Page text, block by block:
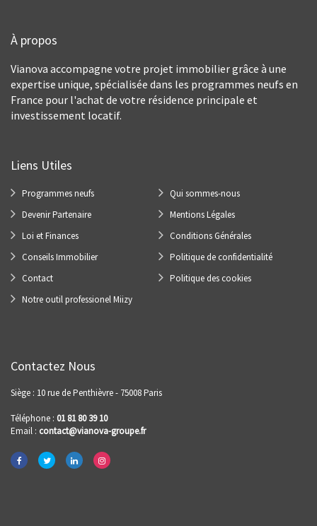
À propos
Vianova accompagne votre projet immobilier grâce à une
expertise unique, spécialisée dans les programmes neufs en
France pour l'achat de votre résidence principale et
investissement locatif.
Liens Utiles
Programmes neufs
Devenir Partenaire
Loi et Finances
Conseils Immobilier
Contact
Notre outil professionel Miizy
Qui sommes-nous
Mentions Légales
Conditions Générales
Politique de confidentialité
Politique des cookies
Contactez Nous
Siège : 10 rue de Penthièvre - 75008 Paris
Téléphone : 01 81 80 39 10
Email : contact@vianova-groupe.fr